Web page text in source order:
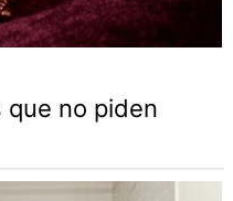
que no piden